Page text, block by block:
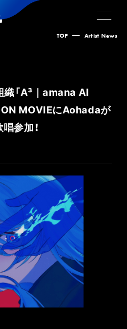
TOP Artist News
「A³｜amana AI
MOVIEにAohadaが
参加！